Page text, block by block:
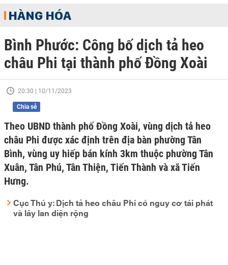
HÀNG HÓA
Bình Phước: Công bố dịch tả heo
châu Phi tại thành phố Đồng Xoài
20:30 | 10/11/2023
Chia sẻ
Theo UBND thành phố Đồng Xoài, vùng dịch tả heo
châu Phi được xác định trên địa bàn phường Tân
Bình, vùng uy hiếp bán kính 3km thuộc phường Tân
Xuân, Tân Phú, Tân Thiện, Tiến Thành và xã Tiến
Hưng.
Cục Thú y: Dịch tả heo châu Phi có nguy cơ tái phát
và lây lan diện rộng